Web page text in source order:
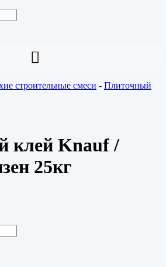
строительные смеси - Плиточный
клей Knauf /
25кг